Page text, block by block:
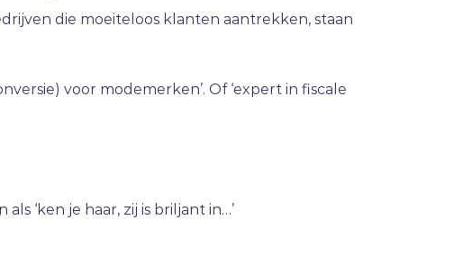
die moeiteloos klanten aantrekken, staan
voor modemerken’. Of ‘expert in fiscale
‘ken je haar, zij is briljant in…’